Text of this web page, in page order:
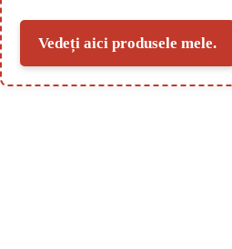
Vedeți aici produsele mele.